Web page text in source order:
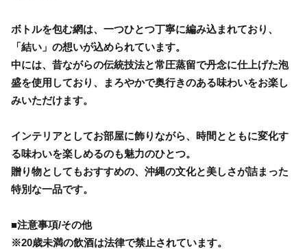
ボトルを包む網は、一つひとつ丁寧に編み込まれており、
「結い」の想いが込められています。
中には、昔ながらの伝統技法と常圧蒸留で丹念に仕上げた泡
盛を使用しており、まろやかで奥行きのある味わいをお楽し
みいただけます。
インテリアとしてお部屋に飾りながら、時間とともに変化す
る味わいを楽しめるのも魅力のひとつ。
贈り物としてもおすすめの、沖縄の文化と美しさが詰まった
特別な一品です。
■注意事項/その他
※20歳未満の飲酒は法律で禁止されています。